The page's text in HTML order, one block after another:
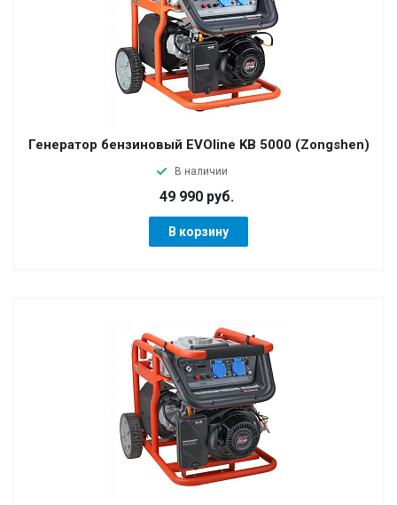
Генератор бензиновый EVOline KB 5000 (Zongshen)
В наличии
49 990 руб.
В корзину